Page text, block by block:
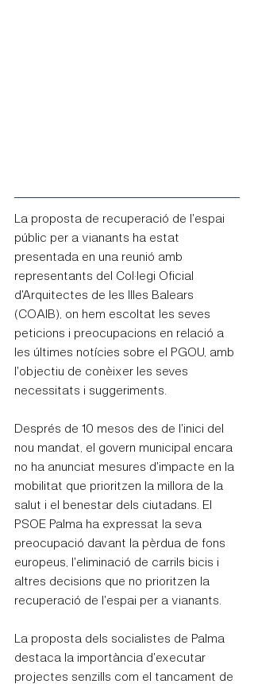
La proposta de recuperació de l'espai
públic per a vianants ha estat
presentada en una reunió amb
representants del Col·legi Oficial
d'Arquitectes de les Illes Balears
(COAIB), on hem escoltat les seves
peticions i preocupacions en relació a
les últimes notícies sobre el PGOU, amb
l'objectiu de conèixer les seves
necessitats i suggeriments.
Després de 10 mesos des de l'inici del
nou mandat, el govern municipal encara
no ha anunciat mesures d'impacte en la
mobilitat que prioritzen la millora de la
salut i el benestar dels ciutadans. El
PSOE Palma ha expressat la seva
preocupació davant la pèrdua de fons
europeus, l'eliminació de carrils bicis i
altres decisions que no prioritzen la
recuperació de l'espai per a vianants.
La proposta dels socialistes de Palma
destaca la importància d'executar
projectes senzills com el tancament de